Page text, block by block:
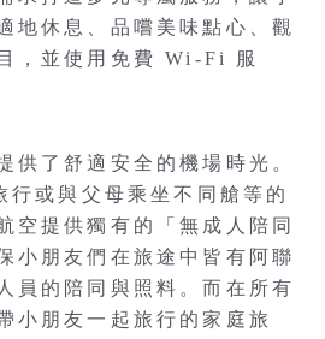
地休息、品嚐美味點心、觀
，並使用免費 Wi-Fi 服
供了舒適安全的機場時光。
行或與父母乘坐不同艙等的
空提供獨有的「無成人陪同
小朋友們在旅途中皆有阿聯
員的陪同與照料。而在所有
小朋友一起旅行的家庭旅